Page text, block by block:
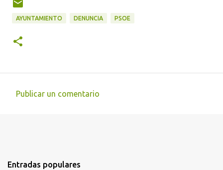
AYUNTAMIENTO DENUNCIA PSOE
n
Publicar un comentario
Entradas populares